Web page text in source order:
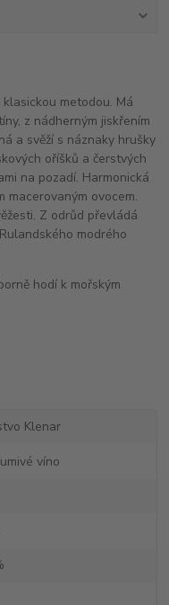
metodou. Má
z nádherným jiskřením
a svěží s náznaky hrušky
oříšků a čerstvých
na pozadí. Harmonická
ovocem.
Z odrůd převládá
modrého
hodí k mořským
Klenar
víno